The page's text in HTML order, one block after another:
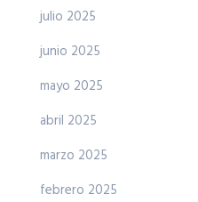
julio 2025
junio 2025
mayo 2025
abril 2025
marzo 2025
febrero 2025